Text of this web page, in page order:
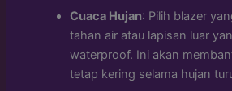
Cuaca Hujan: Pilih blazer
tahan air atau lapisan luar
waterproof. Ini akan
tetap kering selama hujan